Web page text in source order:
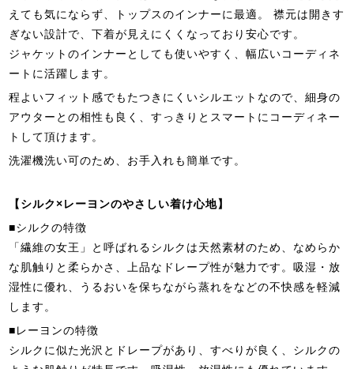
えても気にならず、トップスのインナーに最適。 襟元は開きす
ぎない設計で、下着が見えにくくなっており安心です。
ジャケットのインナーとしても使いやすく、幅広いコーディネ
ートに活躍します。
程よいフィット感でもたつきにくいシルエットなので、細身の
アウターとの相性も良く、すっきりとスマートにコーディネー
トして頂けます。
洗濯機洗い可のため、お手入れも簡単です。
【シルク×レーヨンのやさしい着け心地】
■シルクの特徴
「繊維の女王」と呼ばれるシルクは天然素材のため、なめらか
な肌触りと柔らかさ、上品なドレープ性が魅力です。吸湿・放
湿性に優れ、うるおいを保ちながら蒸れをなどの不快感を軽減
します。
■レーヨンの特徴
シルクに似た光沢とドレープがあり、すべりが良く、シルクの